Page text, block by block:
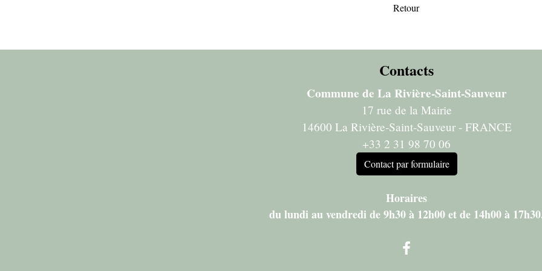
Retour
Contacts
Commune de La Rivière-Saint-Sauveur
17 rue de la Mairie
14600 La Rivière-Saint-Sauveur - FRANCE
+33 2 31 98 70 06
Contact par formulaire
Horaires
du lundi au vendredi de 9h30 à 12h00 et de 14h00 à